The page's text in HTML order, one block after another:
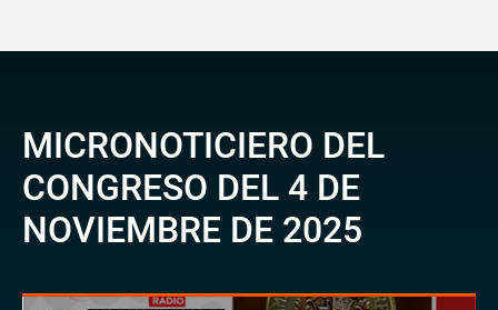
MICRONOTICIERO DEL
CONGRESO DEL 4 DE
NOVIEMBRE DE 2025